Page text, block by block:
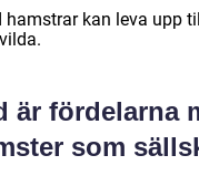
hamstrar kan leva upp
är fördelarna
som